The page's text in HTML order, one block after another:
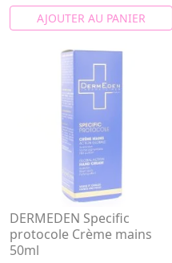
AJOUTER AU PANIER
DERMEDEN Specific
protocole Crème mains
50ml